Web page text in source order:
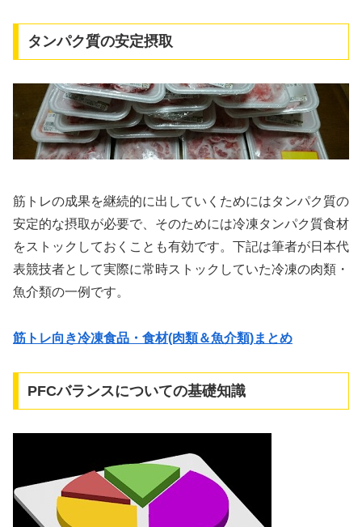
タンパク質の安定摂取
筋トレの成果を継続的に出していくためにはタンパク質の
安定的な摂取が必要で、そのためには冷凍タンパク質食材
をストックしておくことも有効です。下記は筆者が日本代
表競技者として実際に常時ストックしていた冷凍の肉類・
魚介類の一例です。
筋トレ向き冷凍食品・食材(肉類＆魚介類)まとめ
PFCバランスについての基礎知識